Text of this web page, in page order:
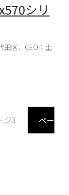
シリ
田区、CEO：土
ジ3 ペー